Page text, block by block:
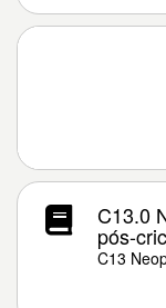
C13.0
pós-
C13